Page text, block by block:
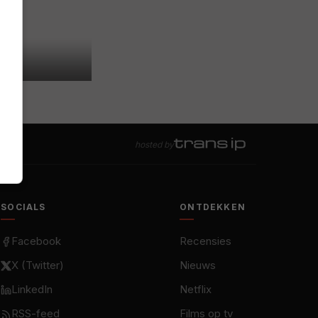
hosted by
SOCIALS
Facebook
X (Twitter)
LinkedIn
RSS-feed
ONTDEKKEN
Recensies
Nieuws
Netflix
Films op tv